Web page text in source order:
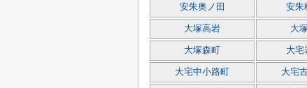
安朱奥ノ田 安朱
大塚高岩 大
大塚森町 大宅
大宅中小路町 大宅